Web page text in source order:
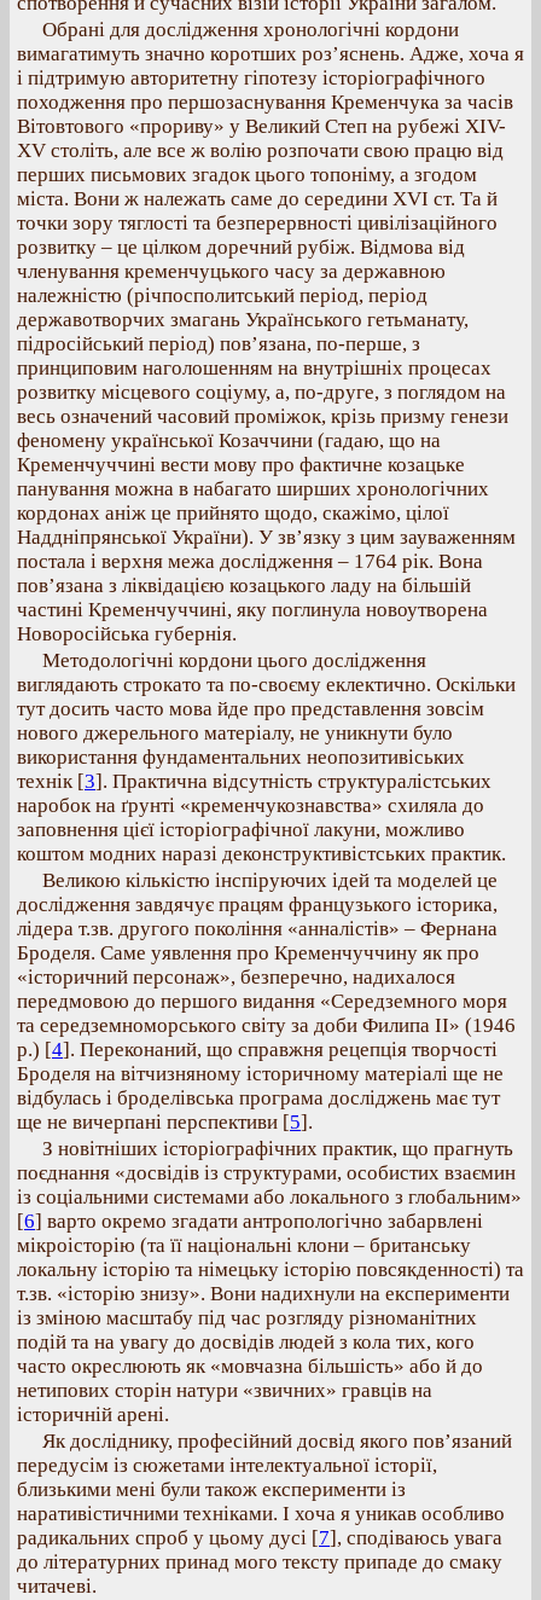
Обрані для дослідження хронологічні кордони
вимагатимуть значно коротших роз’яснень. Адже, хоча я
і підтримую авторитетну гіпотезу історіографічного
походження про першозаснування Кременчука за часів
Вітовтового «прориву» у Великий Степ на рубежі ХIV-
XV століть, але все ж волію розпочати свою працю від
перших письмових згадок цього топоніму, а згодом
міста. Вони ж належать саме до середини XVI ст. Та й
точки зору тяглості та безперервності цивілізаційного
розвитку – це цілком доречний рубіж. Відмова від
членування кременчуцького часу за державною
належністю (річпосполитський період, період
державотворчих змагань Українського гетьманату,
підросійський період) пов’язана, по-перше, з
принциповим наголошенням на внутрішніх процесах
розвитку місцевого соціуму, а, по-друге, з поглядом на
весь означений часовий проміжок, крізь призму генези
феномену української Козаччини (гадаю, що на
Кременчуччині вести мову про фактичне козацьке
панування можна в набагато ширших хронологічних
кордонах аніж це прийнято щодо, скажімо, цілої
Наддніпрянської України). У зв’язку з цим зауваженням
постала і верхня межа дослідження – 1764 рік. Вона
пов’язана з ліквідацією козацького ладу на більшій
частині Кременчуччині, яку поглинула новоутворена
Новоросійська губернія.
Методологічні кордони цього дослідження
виглядають строкато та по-своєму еклектично. Оскільки
тут досить часто мова йде про представлення зовсім
нового джерельного матеріалу, не уникнути було
використання фундаментальних неопозитивіських
технік [3]. Практична відсутність структуралістських
наробок на ґрунті «кременчукознавства» схиляла до
заповнення цієї історіографічної лакуни, можливо
коштом модних наразі деконструктивістських практик.
Великою кількістю інспіруючих ідей та моделей це
дослідження завдячує працям французького історика,
лідера т.зв. другого покоління «анналістів» – Фернана
Броделя. Саме уявлення про Кременчуччину як про
«історичний персонаж», безперечно, надихалося
передмовою до першого видання «Середземного моря
та середземноморського світу за доби Филипа ІІ» (1946
р.) [4]. Переконаний, що справжня рецепція творчості
Броделя на вітчизняному історичному матеріалі ще не
відбулась і броделівська програма досліджень має тут
ще не вичерпані перспективи [5].
З новітніших історіографічних практик, що прагнуть
поєднання «досвідів із структурами, особистих взаємин
із соціальними системами або локального з глобальним»
[6] варто окремо згадати антропологічно забарвлені
мікроісторію (та її національні клони – британську
локальну історію та німецьку історію повсякденності) та
т.зв. «історію знизу». Вони надихнули на експерименти
із зміною масштабу під час розгляду різноманітних
подій та на увагу до досвідів людей з кола тих, кого
часто окреслюють як «мовчазна більшість» або й до
нетипових сторін натури «звичних» гравців на
історичній арені.
Як досліднику, професійний досвід якого пов’язаний
передусім із сюжетами інтелектуальної історії,
близькими мені були також експерименти із
наративістичними техніками. І хоча я уникав особливо
радикальних спроб у цьому дусі [7], сподіваюсь увага
до літературних принад мого тексту припаде до смаку
читачеві.